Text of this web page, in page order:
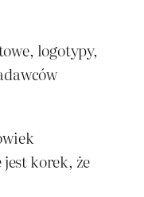
logotypy,
korek, że